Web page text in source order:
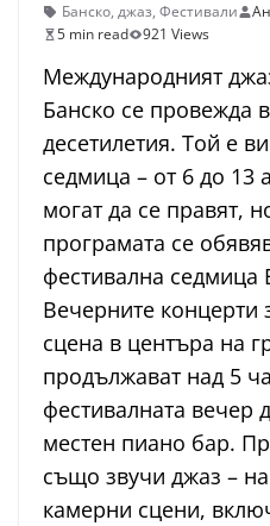
Банско, джаз, Фестивали
5 min read
921 Views
Международният
Банско се провежда
десетилетия. Той e
седмица – от 6 до 13
могат да се правят,
програмата се
фестивална седмица
Вечерните концерти
сцена в центъра на
продължават над 5
фестивалната вечер
местен пиано бар.
също звучи джаз –
камерни сцени,